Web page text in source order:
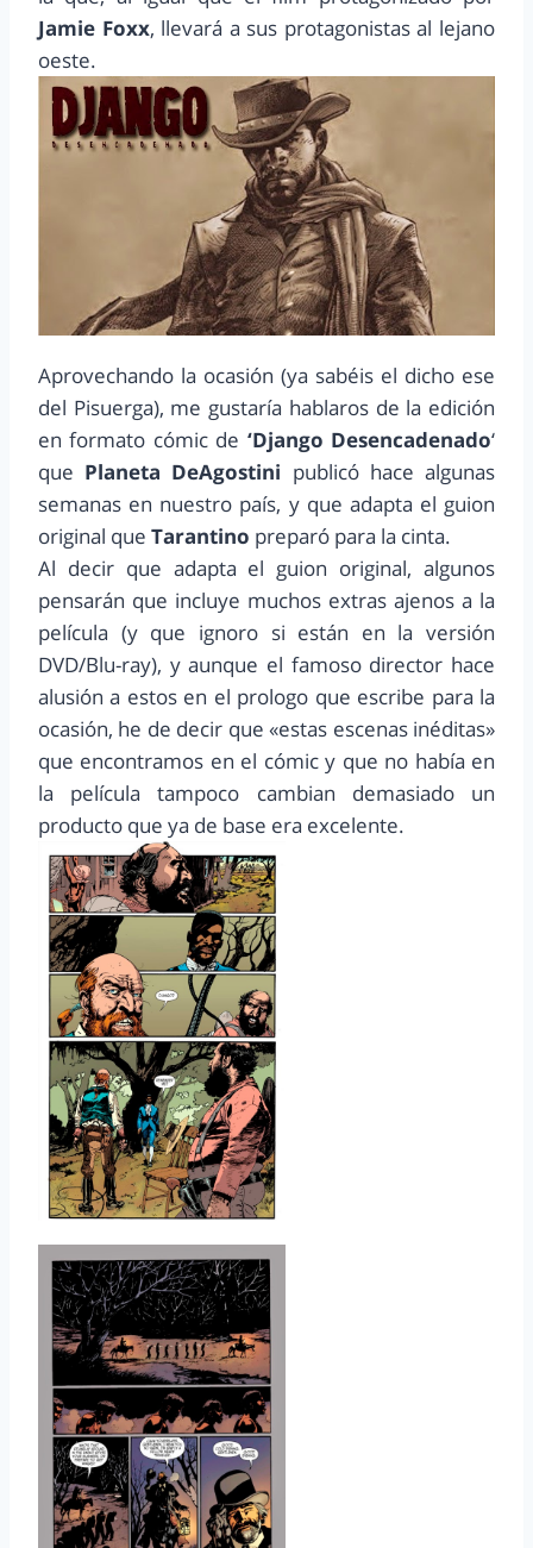
Jamie Foxx, llevará a sus protagonistas al lejano
oeste.
Aprovechando la ocasión (ya sabéis el dicho ese
del Pisuerga), me gustaría hablaros de la edición
en formato cómic de ‘Django Desencadenado‘
que Planeta DeAgostini publicó hace algunas
semanas en nuestro país, y que adapta el guion
original que Tarantino preparó para la cinta.
Al decir que adapta el guion original, algunos
pensarán que incluye muchos extras ajenos a la
película (y que ignoro si están en la versión
DVD/Blu-ray), y aunque el famoso director hace
alusión a estos en el prologo que escribe para la
ocasión, he de decir que «estas escenas inéditas»
que encontramos en el cómic y que no había en
la película tampoco cambian demasiado un
producto que ya de base era excelente.